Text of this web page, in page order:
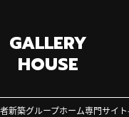
GALLERY
HOUSE
新築グループホーム専門サイト